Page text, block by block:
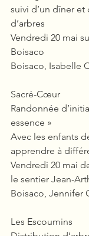
suivi d’un dîner
d’arbres
Vendredi 20 mai
Boisaco
Boisaco, Isabelle
Sacré-Cœur
Randonnée
essence »
Avec les enfants
apprendre à
Vendredi 20 mai
le sentier Jean-
Boisaco, Jennifer
Les Escoumins